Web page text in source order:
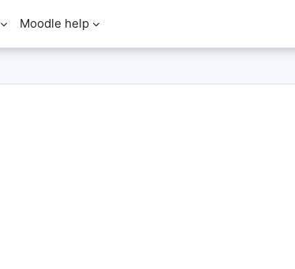
Moodle help